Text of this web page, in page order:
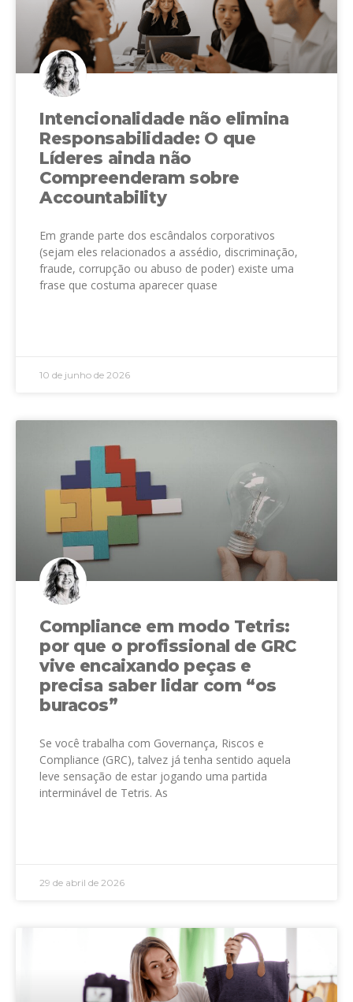
Intencionalidade não elimina
Responsabilidade: O que
Líderes ainda não
Compreenderam sobre
Accountability
Em grande parte dos escândalos corporativos
(sejam eles relacionados a assédio, discriminação,
fraude, corrupção ou abuso de poder) existe uma
frase que costuma aparecer quase
10 de junho de 2026
Compliance em modo Tetris:
por que o profissional de GRC
vive encaixando peças e
precisa saber lidar com “os
buracos”
Se você trabalha com Governança, Riscos e
Compliance (GRC), talvez já tenha sentido aquela
leve sensação de estar jogando uma partida
interminável de Tetris. As
29 de abril de 2026